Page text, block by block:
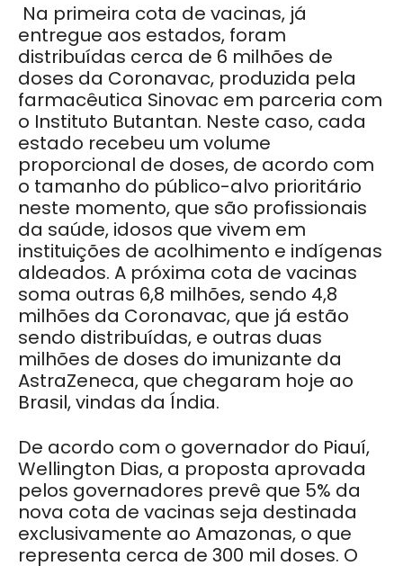
Na primeira cota de vacinas, já
entregue aos estados, foram
distribuídas cerca de 6 milhões de
doses da Coronavac, produzida pela
farmacêutica Sinovac em parceria com
o Instituto Butantan. Neste caso, cada
estado recebeu um volume
proporcional de doses, de acordo com
o tamanho do público-alvo prioritário
neste momento, que são profissionais
da saúde, idosos que vivem em
instituições de acolhimento e indígenas
aldeados. A próxima cota de vacinas
soma outras 6,8 milhões, sendo 4,8
milhões da Coronavac, que já estão
sendo distribuídas, e outras duas
milhões de doses do imunizante da
AstraZeneca, que chegaram hoje ao
Brasil,vindas da Índia.
De acordo com o governador do Piauí,
Wellington Dias, a proposta aprovada
pelos governadores prevê que 5% da
nova cota de vacinas seja destinada
exclusivamente ao Amazonas, o que
representa cerca de 300 mil doses. O